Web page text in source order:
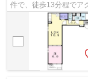
件で、徒歩13分程でア
すすめの築浅物件です